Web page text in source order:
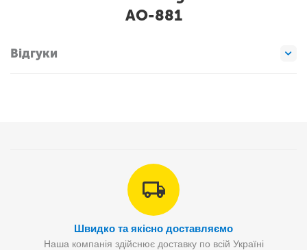
AO-881
Відгуки
Швидко та якісно доставляємо
Наша компанія здійснює доставку по всій Україні